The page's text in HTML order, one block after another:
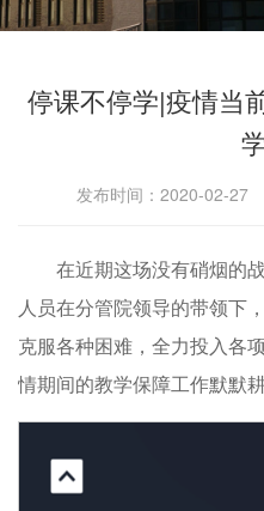
停课不停学|疫情当
发布时间：2020-02-
在近期这场没有硝烟的
人员在分管院领导的带领下
克服各种困难，全力投入各
情期间的教学保障工作默默耕